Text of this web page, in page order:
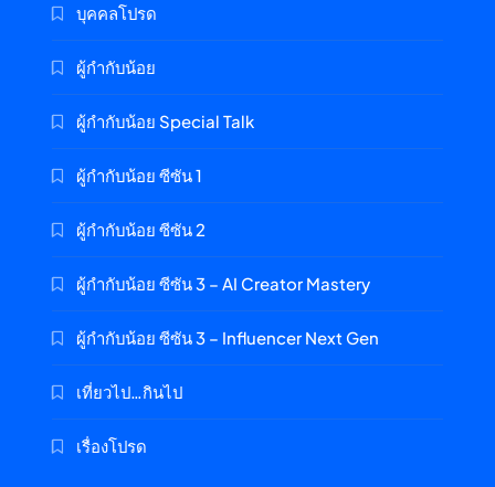
บุคคลโปรด
ผู้กำกับน้อย
ผู้กำกับน้อย Special Talk
ผู้กำกับน้อย ซีซัน 1
ผู้กำกับน้อย ซีซัน 2
ผู้กำกับน้อย ซีซัน 3 – AI Creator Mastery
ผู้กำกับน้อย ซีซัน 3 – Influencer Next Gen
เที่ยวไป…กินไป
เรื่องโปรด